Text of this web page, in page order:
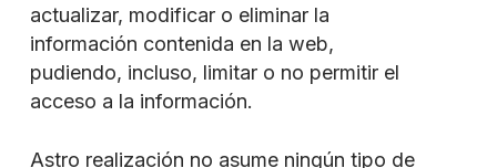
actualizar, modificar o eliminar la
información contenida en la web,
pudiendo, incluso, limitar o no permitir el
acceso a la información.
Astro realización no asume ningún tipo de